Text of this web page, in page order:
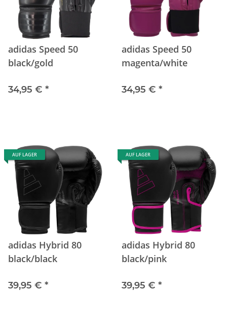
adidas Speed 50
black/gold
34,95 € *
adidas Speed 50
magenta/white
34,95 € *
AUF LAGER
adidas Hybrid 80
black/black
39,95 € *
AUF LAGER
adidas Hybrid 80
black/pink
39,95 € *